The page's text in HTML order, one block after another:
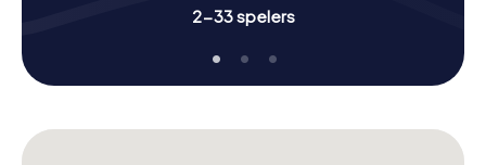
2-33 spelers